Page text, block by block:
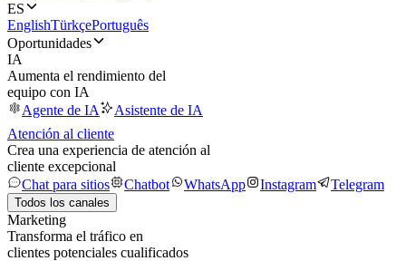
ES
EnglishTürkçePortuguês
Oportunidades
IA
Aumenta el rendimiento del
equipo con IA
Agente de IA
Asistente de IA
Atención al cliente
Crea una experiencia de atención al
cliente excepcional
Chat para sitios
Chatbot WhatsApp Instagram Telegram
Todos los canales
Marketing
Transforma el tráfico en
clientes potenciales cualificados